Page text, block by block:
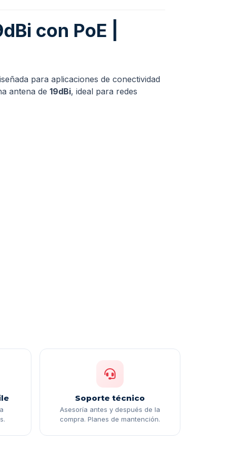
con PoE |
para aplicaciones de conectividad
antena de 19dBi, ideal para redes
Soporte técnico
Asesoría antes y después de la
compra. Planes de mantención.